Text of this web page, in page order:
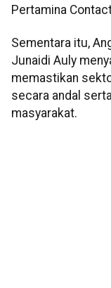
Pertamina
Sementara itu,
Junaidi Auly
memastikan
secara andal
masyarakat.